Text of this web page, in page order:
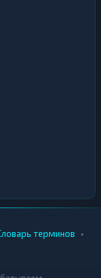
терминов •